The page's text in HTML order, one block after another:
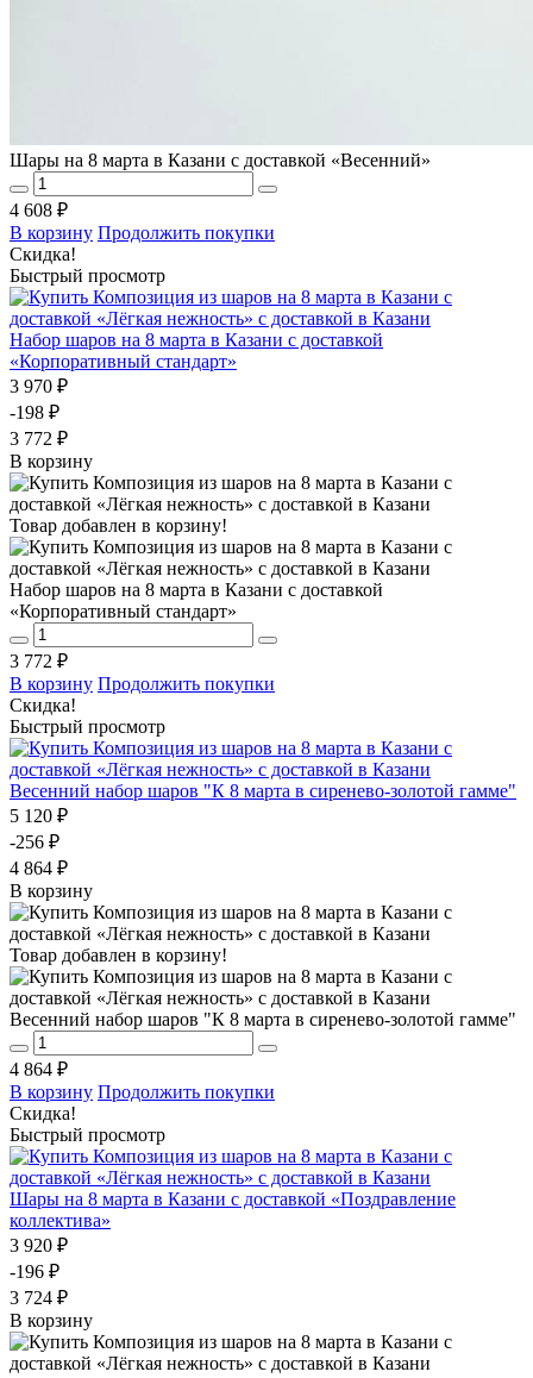
Шары на 8 марта в Казани с доставкой «Весенний»
4 608 ₽
В корзину Продолжить покупки
Скидка!
Быстрый просмотр
Набор шаров на 8 марта в Казани с доставкой
«Корпоративный стандарт»
3 970 ₽
-198 ₽
3 772 ₽
В корзину
Товар добавлен в корзину!
Набор шаров на 8 марта в Казани с доставкой
«Корпоративный стандарт»
3 772 ₽
В корзину Продолжить покупки
Скидка!
Быстрый просмотр
Весенний набор шаров "К 8 марта в сиренево-золотой гамме"
5 120 ₽
-256 ₽
4 864 ₽
В корзину
Товар добавлен в корзину!
Весенний набор шаров "К 8 марта в сиренево-золотой гамме"
4 864 ₽
В корзину Продолжить покупки
Скидка!
Быстрый просмотр
Шары на 8 марта в Казани с доставкой «Поздравление
коллектива»
3 920 ₽
-196 ₽
3 724 ₽
В корзину